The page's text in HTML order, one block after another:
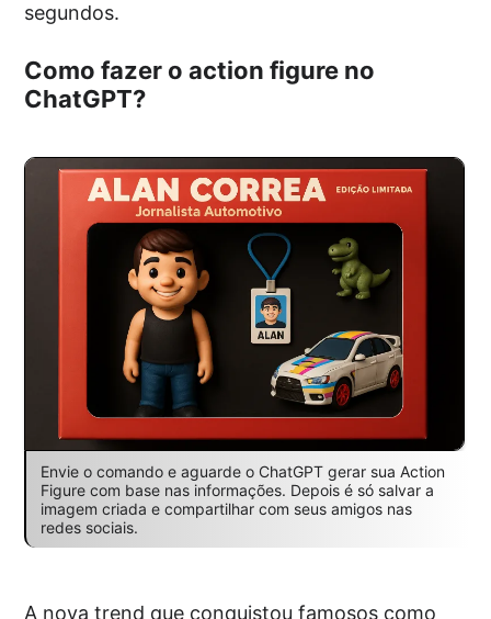
segundos.
Como fazer o action figure no
ChatGPT?
Envie o comando e aguarde o ChatGPT gerar sua Action
Figure com base nas informações. Depois é só salvar a
imagem criada e compartilhar com seus amigos nas
redes sociais.
A nova trend que conquistou famosos como